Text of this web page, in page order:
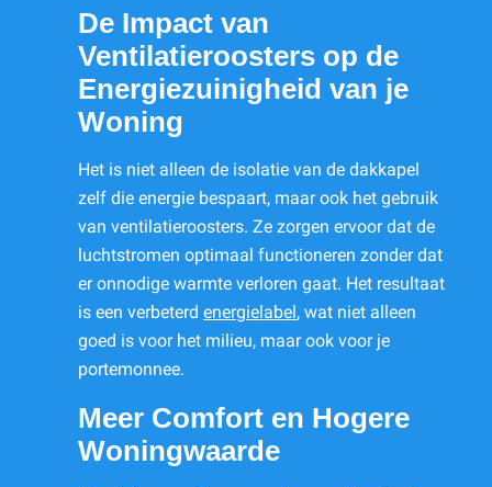
De Impact van
Ventilatieroosters op de
Energiezuinigheid van je
Woning
Het is niet alleen de isolatie van de dakkapel
zelf die energie bespaart, maar ook het gebruik
van ventilatieroosters. Ze zorgen ervoor dat de
luchtstromen optimaal functioneren zonder dat
er onnodige warmte verloren gaat. Het resultaat
is een verbeterd energielabel , wat niet alleen
goed is voor het milieu, maar ook voor je
portemonnee.
Meer Comfort en Hogere
Woningwaarde